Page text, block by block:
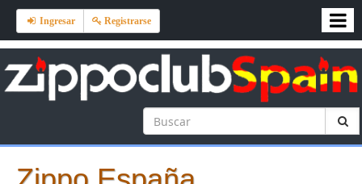
Ingresar Registrarse